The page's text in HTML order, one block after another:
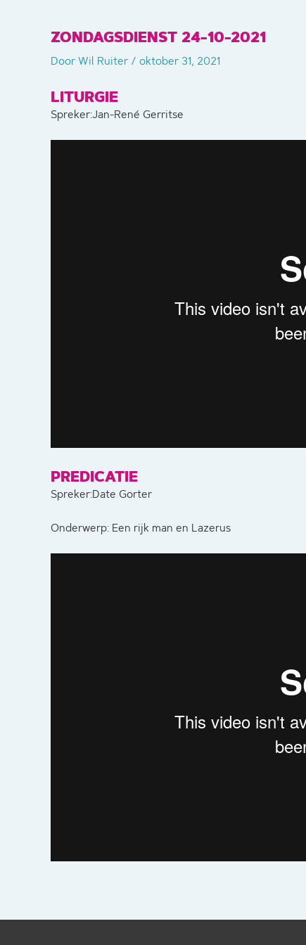
ZONDAGSDIENST 24-10-2021
DoorWil Ruiter / oktober 31, 2021
LITURGIE
Spreker:Jan-René Gerritse
PREDICATIE
Spreker:Date Gorter
Onderwerp: Een rijk man en Lazerus